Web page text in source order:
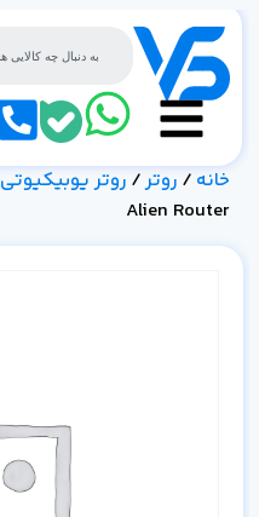
خانه / روتر/ روتر یوبیکیوتی
Alien Router